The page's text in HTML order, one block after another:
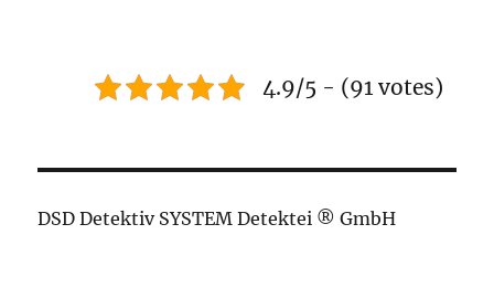
4.9/5 - (91 votes)
DSD Detektiv SYSTEM Detektei ® GmbH